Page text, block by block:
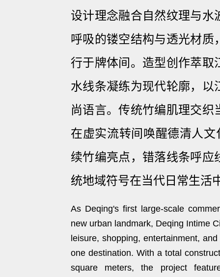
设计理念融合自然纹理与水
呼吸的镂空结构与透光材质
行于牌体间。造型创作萃取
水线条凝练为现代轮廓，以
尚语言。传统竹编肌理交织
在虚实流转间唤醒德清人文
续竹编亮点，错落线条呼应
统地域符号在当代日常生活
As Deqing's first large-scale
new urban landmark, Deqing Intime
leisure, shopping, entertainment,
one destination. With a total
square meters, the project